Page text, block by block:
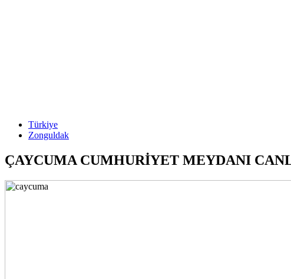
Türkiye
Zonguldak
ÇAYCUMA CUMHURİYET MEYDANI